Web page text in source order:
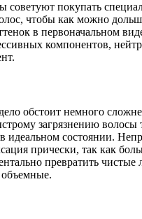
советуют покупать
чтобы как можно
в первоначальном
компонентов,
обстоит немного
загрязнению волосы
идеальном состоянии.
прически, так как
превратить чистые